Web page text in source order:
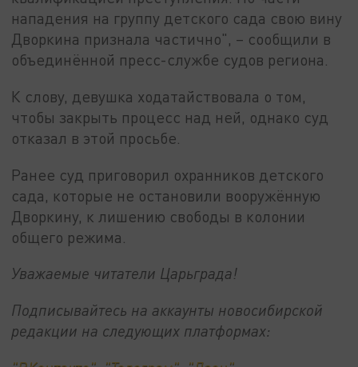
нападения на группу детского сада свою вину
Дворкина признала частично", – сообщили в
объединённой пресс-службе судов региона.
К слову, девушка ходатайствовала о том,
чтобы закрыть процесс над ней, однако суд
отказал в этой просьбе.
Ранее суд приговорил охранников детского
сада, которые не остановили вооружённую
Дворкину, к лишению свободы в колонии
общего режима.
Уважаемые читатели Царьграда!
Подписывайтесь на аккаунты новосибирской
редакции на следующих платформах: